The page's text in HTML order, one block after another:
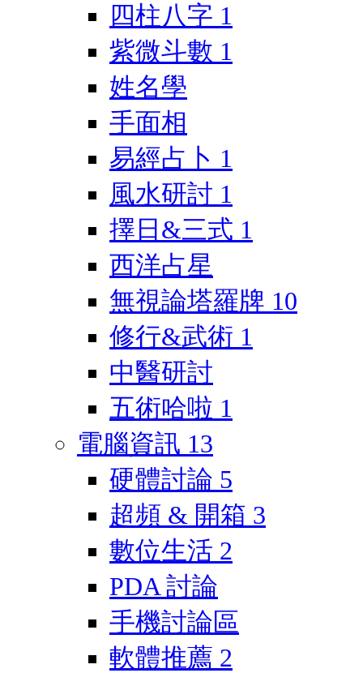
四柱八字 1
紫微斗數 1
姓名學
手面相
易經占卜 1
風水研討 1
擇日&三式 1
西洋占星
無視論塔羅牌 10
修行&武術 1
中醫研討
五術哈啦 1
電腦資訊 13
硬體討論 5
超頻 & 開箱 3
數位生活 2
PDA 討論
手機討論區
軟體推薦 2